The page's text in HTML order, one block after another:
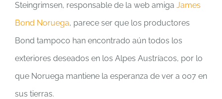
Steingrimsen, responsable de la web amiga James
Bond Noruega, parece ser que los productores
Bond tampoco han encontrado aún todos los
exteriores deseados en los Alpes Austríacos, por lo
que Noruega mantiene la esperanza de ver a 007 en
sus tierras.